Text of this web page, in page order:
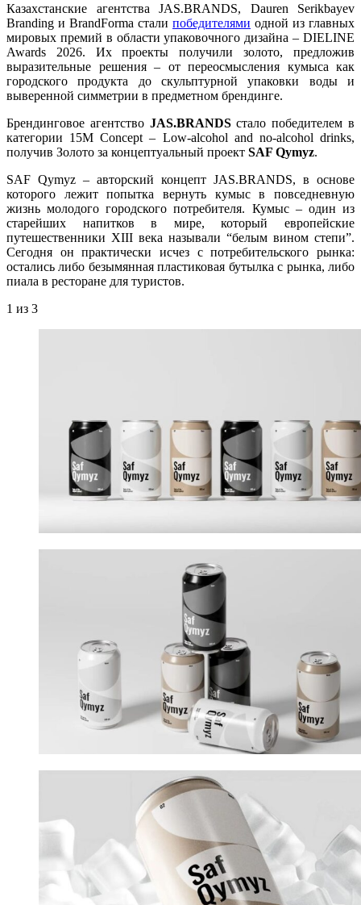
Казахстанские агентства JAS.BRANDS, Dauren Serikbayev
Branding и BrandForma стали победителями одной из главных
мировых премий в области упаковочного дизайна – DIELINE
Awards 2026. Их проекты получили золото, предложив
выразительные решения – от переосмысления кумыса как
городского продукта до скульптурной упаковки воды и
выверенной симметрии в предметном брендинге.
Брендинговое агентство JAS.BRANDSстало победителем в
категории 15M Concept – Low-alcohol and no-alcohol drinks,
получив Золото за концептуальный проект SAF Qymyz.
SAF Qymyz – авторский концепт JAS.BRANDS, в основе
которого лежит попытка вернуть кумыс в повседневную
жизнь молодого городского потребителя. Кумыс – один из
старейших напитков в мире, который европейские
путешественники XIII века называли “белым вином степи”.
Сегодня он практически исчез с потребительского рынка:
остались либо безымянная пластиковая бутылка с рынка, либо
пиала в ресторане для туристов.
1 из 3